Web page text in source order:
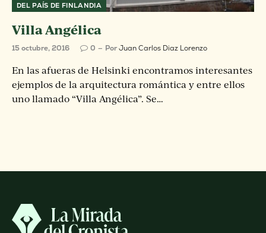
DEL PAÍS DE FINLANDIA
Villa Angélica
15 octubre, 2016 0 PorJuan Carlos Diaz Lorenzo
En las afueras de Helsinki encontramos interesantes
ejemplos de la arquitectura romántica y entre ellos
uno llamado “Villa Angélica”. Se…